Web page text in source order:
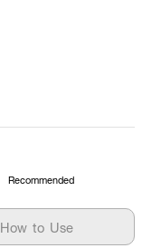
Recommended
How to Use